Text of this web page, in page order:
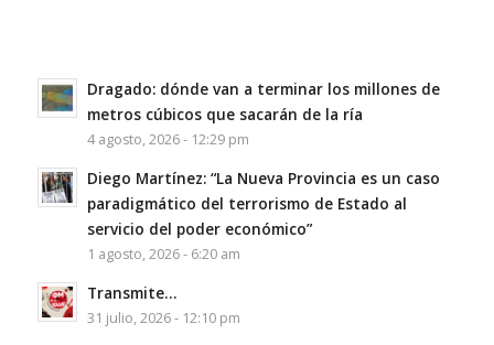
Dragado: dónde van a terminar los millones de
metros cúbicos que sacarán de la ría
4 agosto, 2026 - 12:29 pm
Diego Martínez: “La Nueva Provincia es un caso
paradigmático del terrorismo de Estado al
servicio del poder económico”
1 agosto, 2026 - 6:20 am
Transmite…
31 julio, 2026 - 12:10 pm